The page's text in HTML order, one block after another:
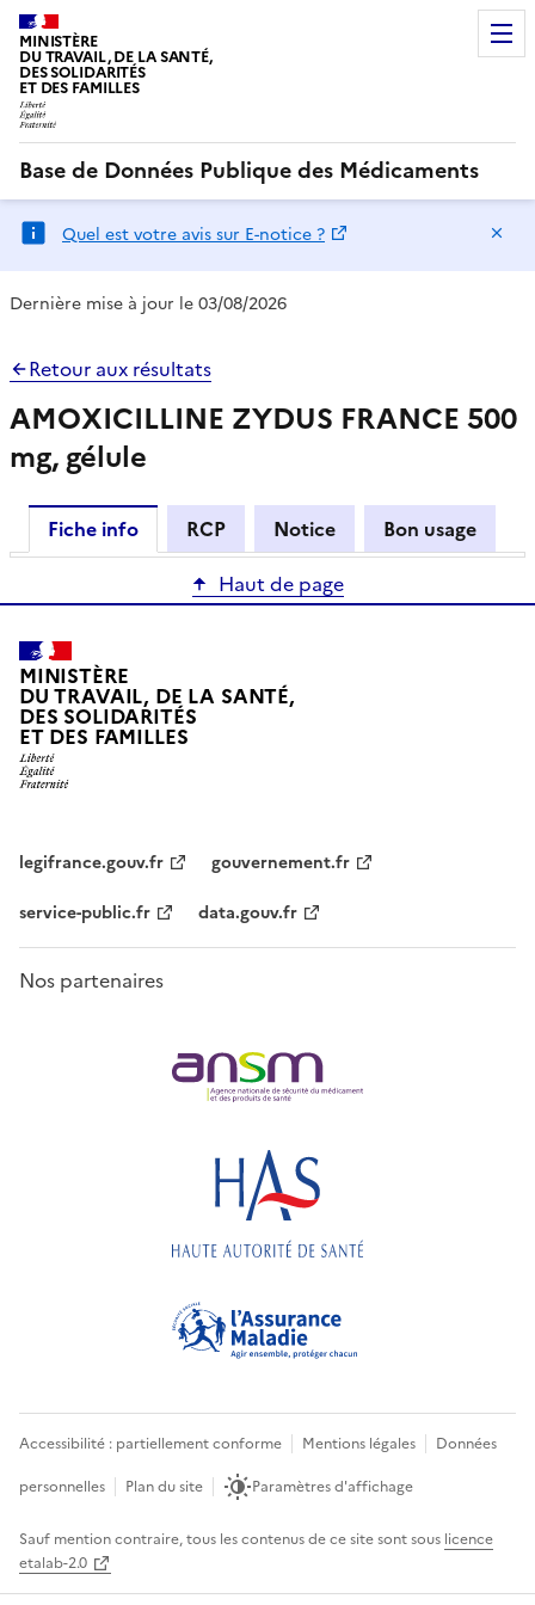
MINISTÈRE
DU TRAVAIL, DE LA SANTÉ,
DES SOLIDARITÉS
ET DES FAMILLES
Base de Données Publique des Médicaments
Quel est votre avis sur E-notice ?
Dernière mise à jour le 03/08/2026
Retour aux résultats
AMOXICILLINE ZYDUS FRANCE 500
mg, gélule
Fiche info RCP Notice
Bon usage
Haut de page
MINISTÈRE
DU TRAVAIL, DE LA SANTÉ,
DES SOLIDARITÉS
ET DES FAMILLES
legifrance.gouv.fr
gouvernement.fr
service-public.fr
data.gouv.fr
Nos partenaires
Accessibilité : partiellement conforme Mentions légales
Données
personnelles
Plan du site Paramètres d'affichage
Sauf mention contraire, tous les contenus de ce site sont sous licence
etalab-2.0